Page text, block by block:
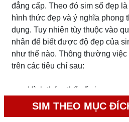
đẳng cấp. Theo đó sim số đẹp
hình thức đẹp và ý nghĩa phong
dụng. Tuy nhiên tùy thuộc vào
nhân để biết được độ đẹp của
như thế nào. Thông thường
trên các tiêu chí sau:
Hình thức, thế số sim
Đầu số
SIM THEO MỤC